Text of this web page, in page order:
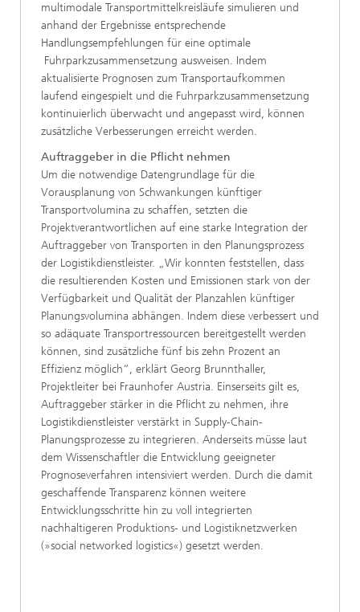
multimodale Transportmittelkreisläufe simulieren und
anhand der Ergebnisse entsprechende
Handlungsempfehlungen für eine optimale
Fuhrparkzusammensetzung ausweisen. Indem
aktualisierte Prognosen zum Transportaufkommen
laufend eingespielt und die Fuhrparkzusammensetzung
kontinuierlich überwacht und angepasst wird, können
zusätzliche Verbesserungen erreicht werden.
Auftraggeber in die Pflicht nehmen
Um die notwendige Datengrundlage für die
Vorausplanung von Schwankungen künftiger
Transportvolumina zu schaffen, setzten die
Projektverantwortlichen auf eine starke Integration der
Auftraggeber von Transporten in den Planungsprozess
der Logistikdienstleister. „Wir konnten feststellen, dass
die resultierenden Kosten und Emissionen stark von der
Verfügbarkeit und Qualität der Planzahlen künftiger
Planungsvolumina abhängen. Indem diese verbessert und
so adäquate Transportressourcen bereitgestellt werden
können, sind zusätzliche fünf bis zehn Prozent an
Effizienz möglich“, erklärt Georg Brunnthaller,
Projektleiter bei Fraunhofer Austria. Einserseits gilt es,
Auftraggeber stärker in die Pflicht zu nehmen, ihre
Logistikdienstleister verstärkt in Supply-Chain-
Planungsprozesse zu integrieren. Anderseits müsse laut
dem Wissenschaftler die Entwicklung geeigneter
Prognoseverfahren intensiviert werden. Durch die damit
geschaffende Transparenz können weitere
Entwicklungsschritte hin zu voll integrierten
nachhaltigeren Produktions- und Logistiknetzwerken
(»social networked logistics«) gesetzt werden.